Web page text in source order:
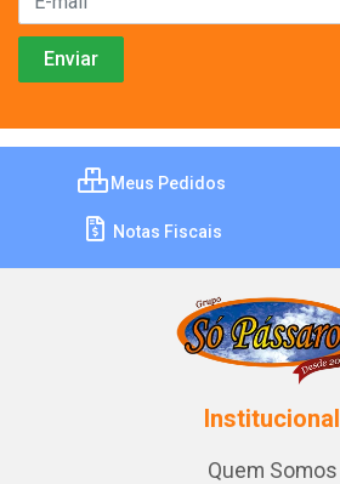
Meus Pedidos
Notas Fiscais
Institucional
Quem Somos